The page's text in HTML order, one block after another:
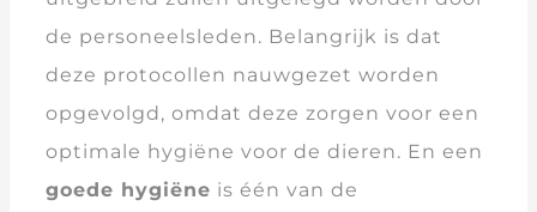
de personeelsleden. Belangrijk is dat
deze protocollen nauwgezet worden
opgevolgd, omdat deze zorgen voor een
optimale hygiëne voor de dieren. En een
goede hygiëne is één van de